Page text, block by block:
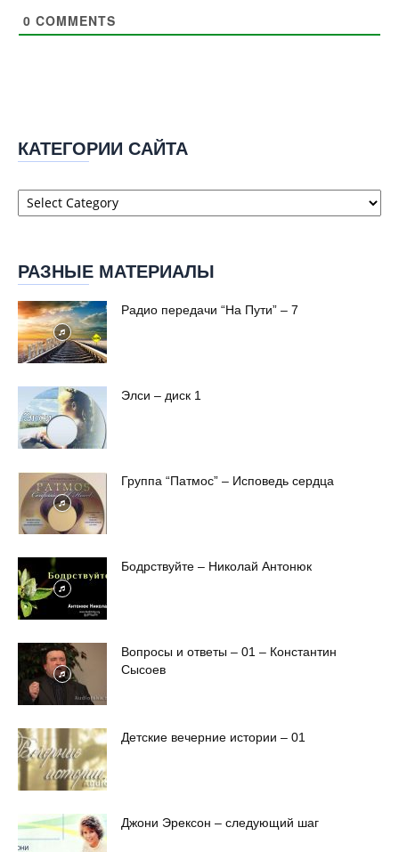
0 COMMENTS
КАТЕГОРИИ САЙТА
Категории
сайта
РАЗНЫЕ МАТЕРИАЛЫ
Радио передачи “На Пути” – 7
Элси – диск 1
Группа “Патмос” – Исповедь сердца
Бодрствуйте – Николай Антонюк
Вопросы и ответы – 01 – Константин
Сысоев
Детские вечерние истории – 01
Джони Эрексон – следующий шаг